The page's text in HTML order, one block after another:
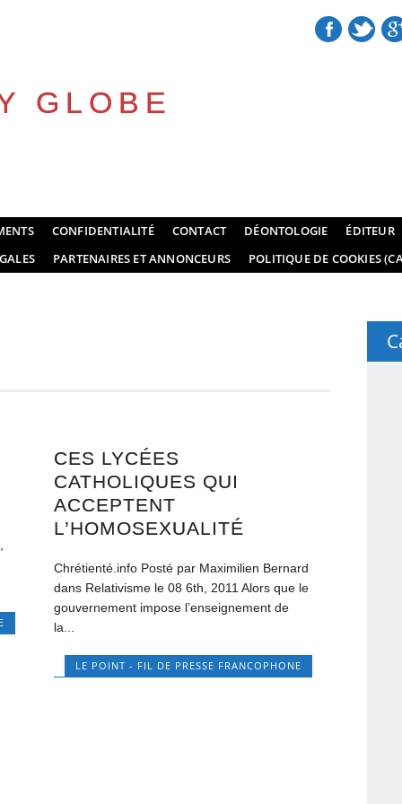
GLOBE
CONFIDENTIALITÉ CONTACT DÉONTOLOGIE
ÉDITEUR
PARTENAIRES ET ANNONCEURS POLITIQUE DE COOKIES
CES LYCÉES
CATHOLIQUES QUI
ACCEPTENT
L’HOMOSEXUALITÉ
Chrétienté.info Posté par Maximilien Bernard
dans Relativisme le 08 6th, 2011 Alors que le
gouvernement impose l’enseignement de
la...
LE POINT - FIL DE PRESSE FRANCOPHONE